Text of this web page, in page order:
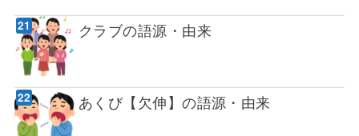
クラブの語源・由来
あくび【欠伸】の語源・由来